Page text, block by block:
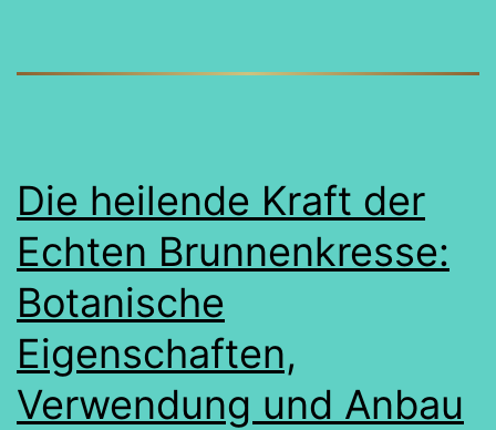
Die heilende Kraft der
Echten Brunnenkresse:
Botanische
Eigenschaften,
Verwendung und Anbau